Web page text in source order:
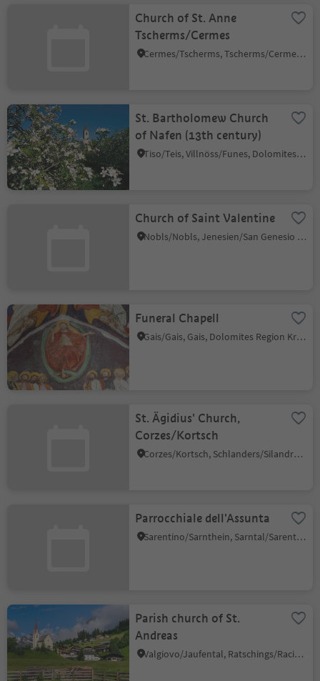
Church of St. Anne
Tscherms/Cermes
Cermes/Tscherms, Tscherms/Cermes, Meran/Merano and environs
St. Bartholomew Church
of Nafen (13th century)
Tiso/Teis, Villnöss/Funes, Dolomites Region Lüsen Villnöss
Church of Saint Valentine
Nobls/Nobls, Jenesien/San Genesio Atesino, Bolzano/Bozen and environs
Funeral Chapell
Gais/Gais, Gais, Dolomites Region Kronplatz/Plan de Corones
St. Ägidius' Church,
Corzes/Kortsch
Corzes/Kortsch, Schlanders/Silandro, Vinschgau/Val Venosta
Parrocchiale dell'Assunta
Sarentino/Sarnthein, Sarntal/Sarentino, Bolzano/Bozen and environs
Parish church of St.
Andreas
Valgiovo/Jaufental, Ratschings/Racines, Sterzing/Vipiteno and environs